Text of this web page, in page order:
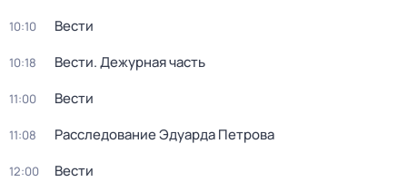
10:10 Вести
10:18 Вести. Дежурная часть
11:00 Вести
11:08 Расследование Эдуарда Петрова
12:00 Вести